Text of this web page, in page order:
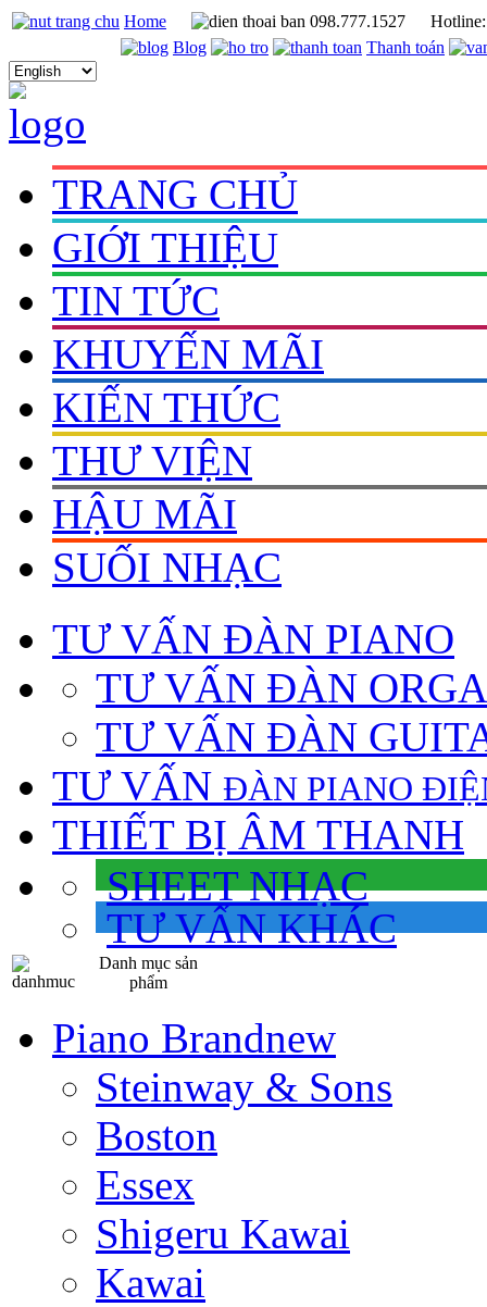
Home 098.777.1527
Blog
Thanh toán
TRANG CHỦ
GIỚI THIỆU
TIN TỨC
KHUYẾN MÃI
KIẾN THỨC
THƯ VIỆN
HẬU MÃI
SUỐI NHẠC
TƯ VẤN ĐÀN PIANO
TƯ VẤN ÐÀN
TƯ VẤN ÐÀN
TƯ VẤN ÐÀN PIANO
THIẾT BỊ ÂM THANH
SHEET NHẠC
TƯ VẤN KHÁC
Danh mục sản
phẩm
Piano Brandnew
Steinway & Sons
Boston
Essex
Shigeru Kawai
Kawai